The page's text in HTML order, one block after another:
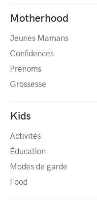
Motherhood
Jeunes Mamans
Confidences
Prénoms
Grossesse
Kids
Activités
Éducation
Modes de garde
Food